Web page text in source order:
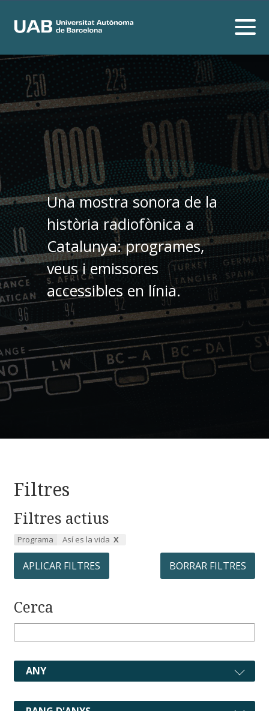
Una mostra sonora de la
història radiofònica a
Catalunya: programes,
veus i emissores
accessibles en línia.
Filtres
Filtres actius
Programa Así es la vida
APLICAR FILTRES BORRAR FILTRES
Cerca
ANY